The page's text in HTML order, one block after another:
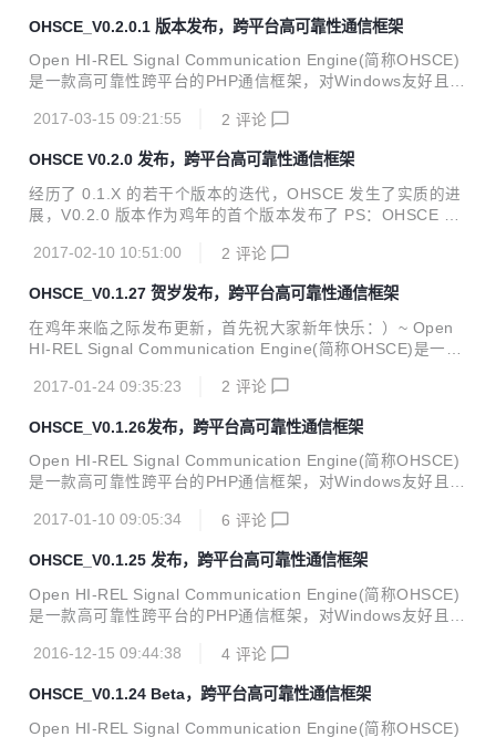
用于对可靠性和稳定性有较高要求的场景。如：物联网、工业
与自动化工程、智能化工程、可靠网络服务。 ===========
==============================================
OHSCE_V0.2.0.1 版本发布，跨平台高可靠性通信框架
Open HI-REL Signal Communication Engine(简称OHSCE)
是一款高可靠性跨平台的PHP通信框架，对Windows友好且同
信，可轻松驾驭各种以太网应用和工业总线应用。OHSCE科
用于对可靠性和稳定性有较高要求的场景。如：物联网、工业
与自动化工程、智能化工程、可靠网络服务。】 ==========
==============================================
2017-03-15 09:21:55 2 评论
OHSCE V0.2.0 发布，跨平台高可靠性通信框架
经历了 0.1.X 的若干个版本的迭代，OHSCE 发生了实质的进
展，V0.2.0 版本作为鸡年的首个版本发布了 PS：OHSCE 开
加入 UI，初步预计 UI 组件将于 0.2.X 版本周期尾部或 0.3.X
内容不再本文档中重复叙述。 V0.2.0 包含如下更新: BASE:
增加函数:Ohsce_base_iota - OHSCE计数器函数 - 可以根据
您所指定的类型或自定义的类型开展记数工作。 增加函数:Oh
sce_base_iota_set - 对进行中OHSCE计...
2017-02-10 10:51:00 2 评论
OHSCE_V0.1.27 贺岁发布，跨平台高可靠性通信框架
在鸡年来临之际发布更新，首先祝大家新年快乐：）~ Open
HI-REL Signal Communication Engine(简称OHSCE)是一款
Linux和OS X。对TCP、UDP、ICMP、RS232/485通信，可
衡了高性能和高可靠性，天生分布式支持，特别适合应用于对
可靠性和稳定性有较高要求的场景。如：物联网、工业与自动
化工程、智能化工程、可靠网络服务。 V0.1.27是一次由大量
下更新: BTS: 增加...
2017-01-24 09:35:23 2 评论
OHSCE_V0.1.26发布，跨平台高可靠性通信框架
Open HI-REL Signal Communication Engine(简称OHSCE)
是一款高可靠性跨平台的PHP通信框架，对Windows友好且同
信，可轻松驾驭各种以太网应用和工业总线应用。OHSCE科
用于对可靠性和稳定性有较高要求的场景。如：物联网、工业
与自动化工程、智能化工程、可靠网络服务。 V0.1.26包含如
下更新 OHSCE_URL_C - 优化了提交流程（中途更新） Ohs
2017-01-10 09:05:34 6 评论
OHSCE_V0.1.25 发布，跨平台高可靠性通信框架
Open HI-REL Signal Communication Engine(简称OHSCE)
是一款高可靠性跨平台的PHP通信框架，对Windows友好且同
信，可轻松驾驭各种以太网应用和工业总线应用。OHSCE科
用于对可靠性和稳定性有较高要求的场景。如：物联网、工业
与自动化工程、智能化工程、可靠网络服务。 V0.1.25版本包
2016-12-15 09:44:38 4 评论
OHSCE_V0.1.24 Beta，跨平台高可靠性通信框架
Open HI-REL Signal Communication Engine(简称OHSCE)